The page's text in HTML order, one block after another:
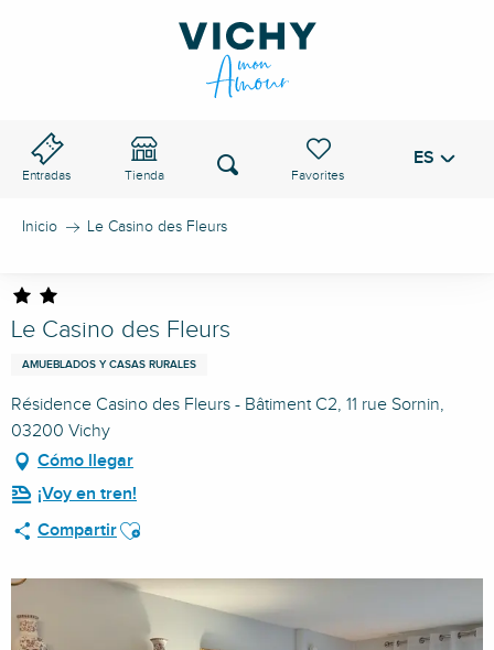
Entradas Tienda
Voir les favoris
Buscar ES
Inicio Le Casino des Fleurs
Le Casino des Fleurs
AMUEBLADOS Y CASAS RURALES
Résidence Casino des Fleurs - Bâtiment C2, 11 rue Sornin,
03200 Vichy
Cómo llegar
¡Voy en tren!
CompartirAjouter aux favoris